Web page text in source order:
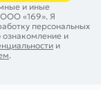
и иные
«169». Я
персональных
и
и
.